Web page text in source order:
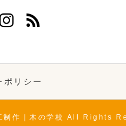
ポリシー
制作｜木の学校 All Rights